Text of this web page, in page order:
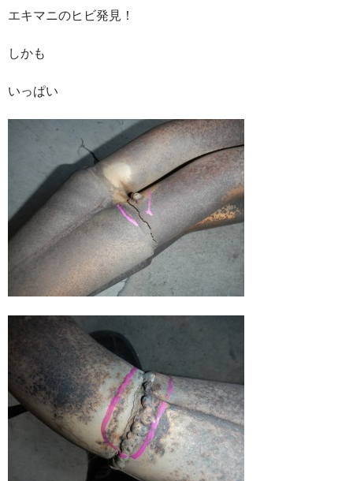
エキマニのヒビ発見！
しかも
いっぱい